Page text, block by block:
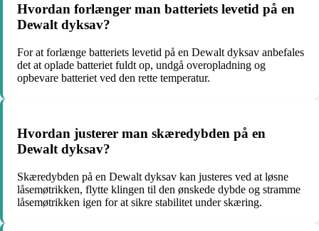
Hvordan forlænger man batteriets levetid på en
Dewalt dyksav?
For at forlænge batteriets levetid på en Dewalt dyksav anbefales
det at oplade batteriet fuldt op, undgå overopladning og
opbevare batteriet ved den rette temperatur.
Hvordan justerer man skæredybden på en
Dewalt dyksav?
Skæredybden på en Dewalt dyksav kan justeres ved at løsne
låsemøtrikken, flytte klingen til den ønskede dybde og stramme
låsemøtrikken igen for at sikre stabilitet under skæring.